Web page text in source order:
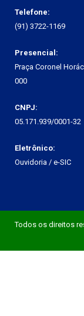
Telefone:
(91) 3722-1169
Presencial:
Praça Coronel
000
CNPJ:
05.171.939/0001-32
Eletrônico:
Ouvidoria / e-SIC
Todos os direitos